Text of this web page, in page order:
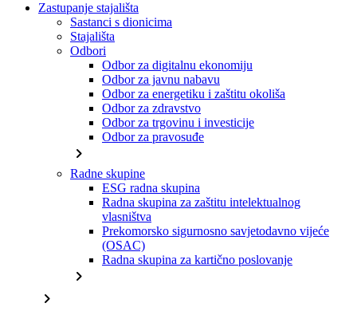
Zastupanje stajališta
Sastanci s dionicima
Stajališta
Odbori
Odbor za digitalnu ekonomiju
Odbor za javnu nabavu
Odbor za energetiku i zaštitu okoliša
Odbor za zdravstvo
Odbor za trgovinu i investicije
Odbor za pravosuđe
chevron_right
Radne skupine
ESG radna skupina
Radna skupina za zaštitu intelektualnog
vlasništva
Prekomorsko sigurnosno savjetodavno vijeće
(OSAC)
Radna skupina za kartično poslovanje
chevron_right
chevron_right